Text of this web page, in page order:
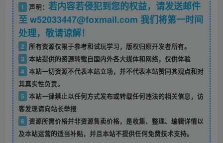
1 声明： 若内容若侵犯到您的权益，请发送邮件
至 w52033447@foxmail.com 我们将第一时间
处理，敬请谅解！
2
所有资源仅限于参考和试玩学习，版权归原开发者所有。
3 本站提供的资源转载自国内外各大媒体和网络，仅供体验
4 本站一切资源不代表本站立场，并不代表本站赞同其观点和对
其真实性负责。
5 本站一律禁止以任何方式发布或转载任何违法的相关信息，访
客发现请向站长举报
6
资源所需价格并非资源售卖价格，是收集、整理、编辑详情以
及本站运营的适当补贴，并且本站不提供任何免费技术支持。